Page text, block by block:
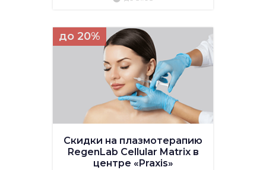
до 20%
Скидки на плазмотерапию
RegenLab Cellular Matrix в
центре «Praxis»